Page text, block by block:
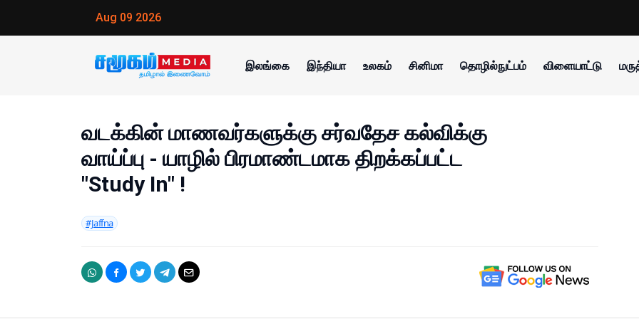
Aug 09 2026
இலங்கை இந்தியா உலகம் சினிமா தொழில்நுட்பம் விளையாட்டு
வடக்கின் மாணவர்களுக்கு சர்வதேச கல்விக்கு
வாய்ப்பு - யாழில் பிரமாண்டமாக திறக்கப்பட்ட
"Study In" !
#Jaffna